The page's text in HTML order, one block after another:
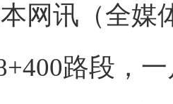
讯（全媒体
路段，